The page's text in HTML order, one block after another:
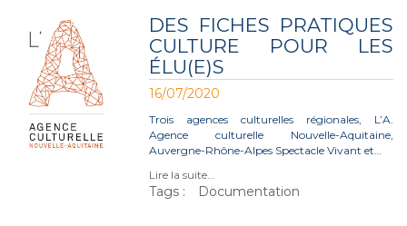
DES FICHES PRATIQUES
CULTURE POUR LES
ÉLU(E)S
16/07/2020
Trois agences culturelles régionales, L’A.
Agence culturelle Nouvelle-Aquitaine,
Auvergne-Rhône-Alpes Spectacle Vivant et…
Lire la suite…
Tags : Documentation